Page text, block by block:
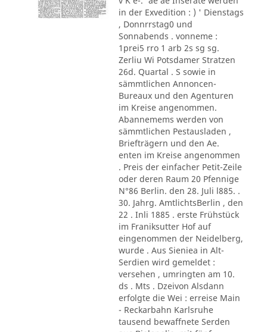
in der Exvedition : ) ' Dienstags
, Donnrrstag0 und
Sonnabends . vonneme :
1prei5 rro 1 arb 2s sg sg.
Zerliu Wi Potsdamer Stratzen
26d. Quartal . S sowie in
sämmtlichen Annoncen-
Bureaux und den Agenturen
im Kreise angenommen.
Abannemems werden von
sämmtlichen Pestausladen ,
Briefträgern und den Ae.
enten im Kreise angenommen
. Preis der einfacher Petit-Zeile
oder deren Raum 20 Pfennige
N°86 Berlin. den 28. Juli l885. .
30. Jahrg. AmtlichtsBerlin , den
22 . Inli 1885 . erste Frühstück
im Franiksutter Hof auf
eingenommen der Neidelberg,
wurde . Aus Sieniea in Alt-
Serdien wird gemeldet :
versehen , umringten am 10.
ds . Mts . Dzeivon Alsdann
erfolgte die Wei : erreise Main
- Reckarbahn Karlsruhe
tausend bewaffnete Serden